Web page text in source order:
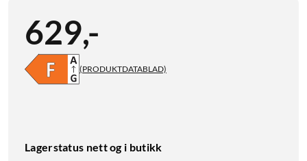
629,-
(PRODUKTDATABLAD)
Lagerstatus nett og i butikk